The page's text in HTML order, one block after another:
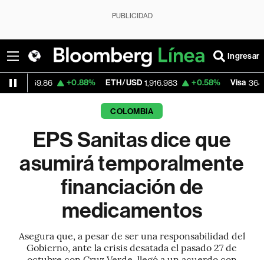
PUBLICIDAD
Ingresar
+0.88% ETH/USD 1,916.983 +0.58% Visa 364.28 -
COLOMBIA
EPS Sanitas dice que
asumirá temporalmente
financiación de
medicamentos
Asegura que, a pesar de ser una responsabilidad del
Gobierno, ante la crisis desatada el pasado 27 de